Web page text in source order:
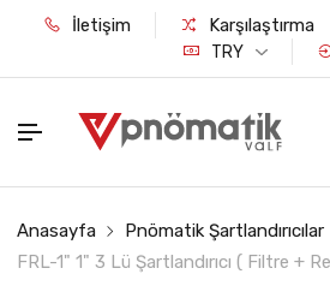
İletişim Karşılaştırma
TRY
Anasayfa Pnömatik Şartlandırıcılar
FRL-1" 1" 3 Lü Şartlandırıcı ( Filtre +